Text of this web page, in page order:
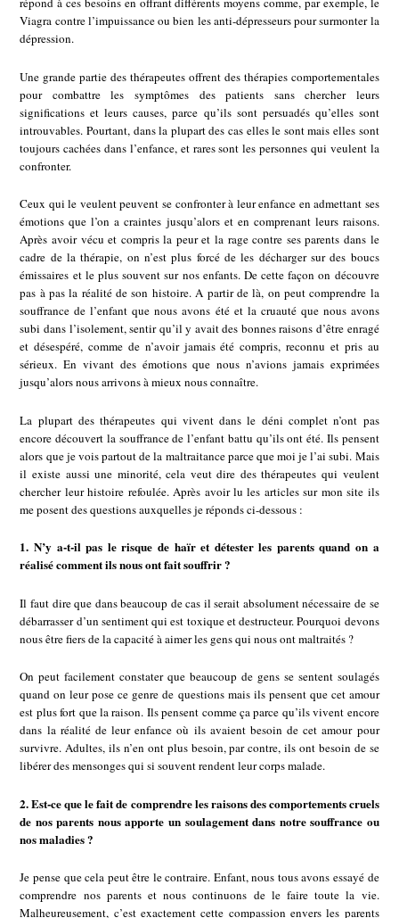
Viagra contre l’impuissance ou bien les anti-dépresseurs pour surmonter la
dépression.
Une grande partie des thérapeutes offrent des thérapies comportementales
pour combattre les symptômes des patients sans chercher leurs
significations et leurs causes, parce qu’ils sont persuadés qu’elles sont
introuvables. Pourtant, dans la plupart des cas elles le sont mais elles sont
toujours cachées dans l’enfance, et rares sont les personnes qui veulent la
confronter.
Ceux qui le veulent peuvent se confronter à leur enfance en admettant ses
émotions que l’on a craintes jusqu’alors et en comprenant leurs raisons.
Après avoir vécu et compris la peur et la rage contre ses parents dans le
cadre de la thérapie, on n’est plus forcé de les décharger sur des boucs
émissaires et le plus souvent sur nos enfants. De cette façon on découvre
pas à pas la réalité de son histoire. A partir de là, on peut comprendre la
souffrance de l’enfant que nous avons été et la cruauté que nous avons
subi dans l’isolement, sentir qu’il y avait des bonnes raisons d’être enragé
et désespéré, comme de n’avoir jamais été compris, reconnu et pris au
sérieux. En vivant des émotions que nous n’avions jamais exprimées
jusqu’alors nous arrivons à mieux nous connaître.
La plupart des thérapeutes qui vivent dans le déni complet n’ont pas
encore découvert la souffrance de l’enfant battu qu’ils ont été. Ils pensent
alors que je vois partout de la maltraitance parce que moi je l’ai subi. Mais
il existe aussi une minorité, cela veut dire des thérapeutes qui veulent
chercher leur histoire refoulée. Après avoir lu les articles sur mon site ils
me posent des questions auxquelles je réponds ci-dessous :
1. N’y a-t-il pas le risque de haïr et détester les parents quand on a
réalisé comment ils nous ont fait souffrir ?
Il faut dire que dans beaucoup de cas il serait absolument nécessaire de se
débarrasser d’un sentiment qui est toxique et destructeur. Pourquoi devons
nous être fiers de la capacité à aimer les gens qui nous ont maltraités ?
On peut facilement constater que beaucoup de gens se sentent soulagés
quand on leur pose ce genre de questions mais ils pensent que cet amour
est plus fort que la raison. Ils pensent comme ça parce qu’ils vivent encore
dans la réalité de leur enfance où ils avaient besoin de cet amour pour
survivre. Adultes, ils n’en ont plus besoin, par contre, ils ont besoin de se
libérer des mensonges qui si souvent rendent leur corps malade.
2. Est-ce que le fait de comprendre les raisons des comportements cruels
de nos parents nous apporte un soulagement dans notre souffrance ou
nos maladies ?
Je pense que cela peut être le contraire. Enfant, nous tous avons essayé de
comprendre nos parents et nous continuons de le faire toute la vie.
Malheureusement, c’est exactement cette compassion envers les parents